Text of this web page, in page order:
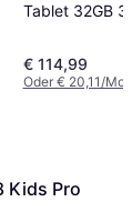
Tablet 32GB
€ 114,99
Oder € 20,11/
Kids Pro